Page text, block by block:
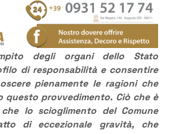
degli organi dello Stato
di responsabilità e consentire
pienamente le ragioni che
questo provvedimento. Ciò che è
lo scioglimento del Comune
di eccezionale gravità, che